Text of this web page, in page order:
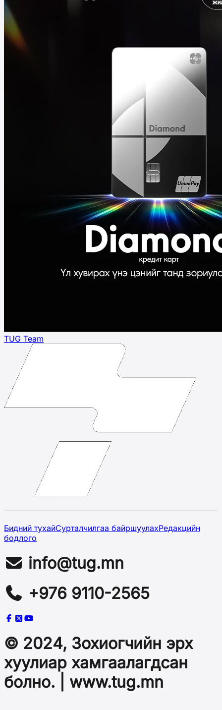
TUG Team
Бидний тухайСурталчилгаа байршуулахРедакцийн
бодлого
info@tug.mn
+976 9110-2565
© 2024, Зохиогчийн эрх
хуулиар хамгаалагдсан
болно. | www.tug.mn